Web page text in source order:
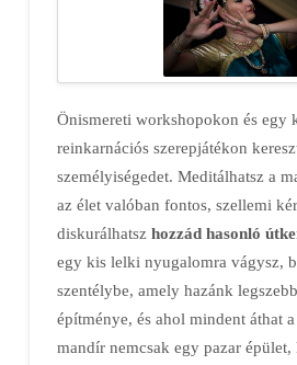
Önismereti workshopokon és egy
reinkarnációs szerepjátékon
személyiségedet. Meditálhatsz a
az élet valóban fontos, szellemi
diskurálhatsz hozzád hasonló
egy kis lelki nyugalomra vágysz,
szentélybe, amely hazánk
építménye, és ahol mindent áthat
mandír nemcsak egy pazar épület,